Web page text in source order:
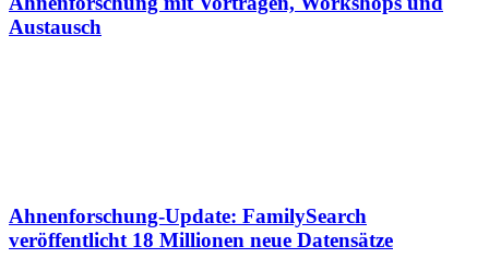
Austausch
Ahnenforschung-Update: FamilySearch
veröffentlicht 18 Millionen neue Datensätze